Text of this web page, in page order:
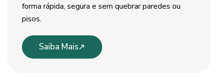
forma rápida, segura e sem quebrar paredes ou
pisos.
Saiba Mais